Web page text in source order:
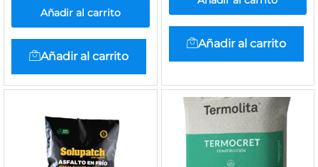
Añadir al carrito
Añadir al carrito
Añadir al carrito